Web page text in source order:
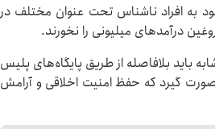
به افراد ناشناس تحت عنوان مختلف در
درآمدهای میلیونی را نخورند.
باید بلافاصله از طریق پایگاه‌های پلیس
قانونی صورت گیرد که حفظ امنیت اخلاقی و آرامش